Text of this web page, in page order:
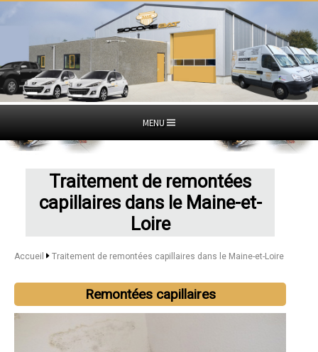
MENU
Traitement de remontées
capillaires dans le Maine-et-
Loire
Accueil Traitement de remontées capillaires dans le Maine-et-Loire
Remontées capillaires